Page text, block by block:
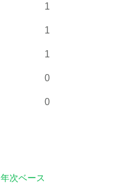
1
1
1
0
0
年次ベース